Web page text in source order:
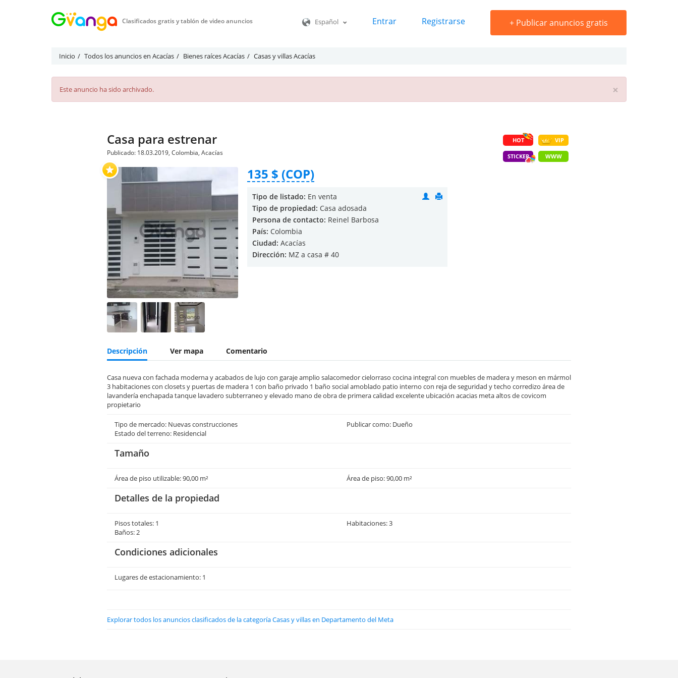
Clasificados gratis y tablón de video anuncios Español Entrar Registrarse +Publicar anuncios gratis
Inicio Todos los anuncios en Acacías Bienes raíces Acacías Casas y villas Acacías
×
Este anuncio ha sido archivado.
HOT VIP
STICKER WWW
Casa para estrenar
Publicado: 18.03.2019, Colombia, Acacías
135 $ (COP)
Tipo de listado: En venta
Tipo de propiedad: Casa adosada
Persona de contacto: Reinel Barbosa
País: Colombia
Ciudad: Acacías
Dirección: MZ a casa # 40
Descripción Ver mapa Comentario
Casa nueva con fachada moderna y acabados de lujo con garaje amplio salacomedor cielorraso cocina integral con muebles de madera y meson en mármol
3 habitaciones con closets y puertas de madera 1 con baño privado 1 baño social amoblado patio interno con reja de seguridad y techo corredizo área de
lavandería enchapada tanque lavadero subterraneo y elevado mano de obra de primera calidad excelente ubicación acacias meta altos de covicom
propietario
Tipo de mercado: Nuevas construcciones
Publicar como: Dueño
Estado del terreno: Residencial
Tamaño
Área de piso utilizable: 90,00 m² Área de piso: 90,00 m²
Detalles de la propiedad
Pisos totales: 1
Habitaciones: 3
Baños: 2
Condiciones adicionales
Lugares de estacionamiento: 1
Explorar todos los anuncios clasificados de la categoría Casas y villas en Departamento del Meta